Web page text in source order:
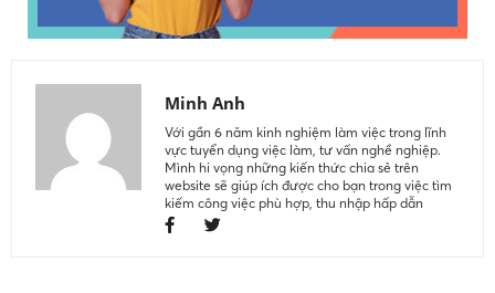
Minh Anh
Với gần 6 năm kinh nghiệm làm việc trong lĩnh
vực tuyển dụng việc làm, tư vấn nghề nghiệp.
Mình hi vọng những kiến thức chia sẻ trên
website sẽ giúp ích được cho bạn trong việc tìm
kiếm công việc phù hợp, thu nhập hấp dẫn